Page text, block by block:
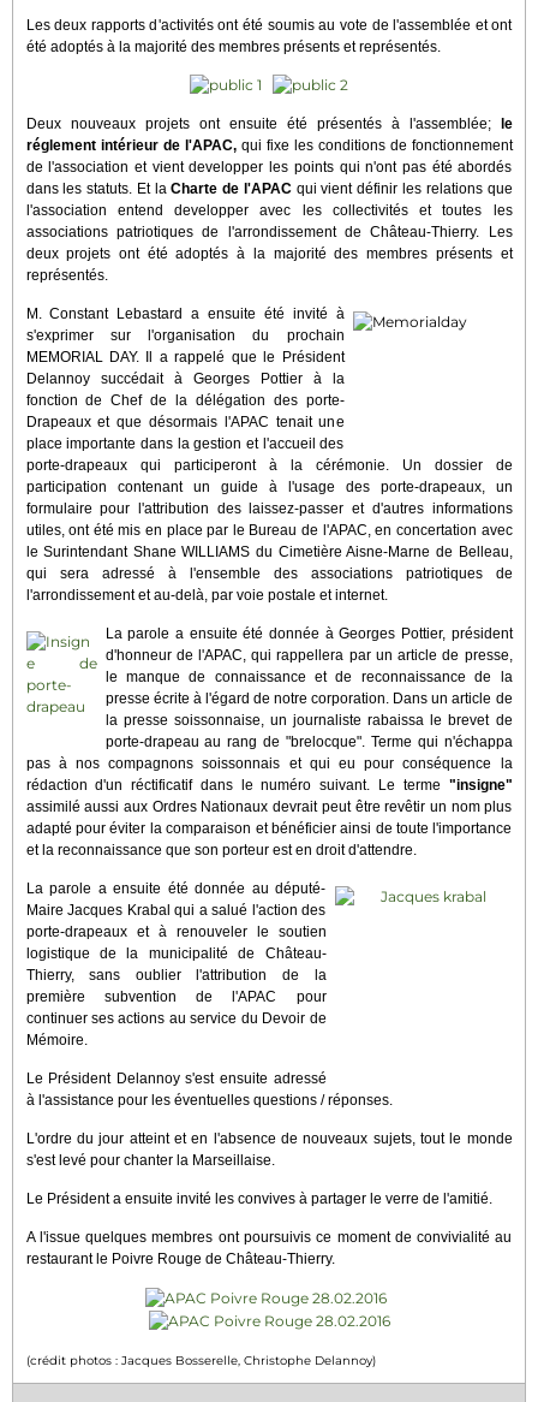
Les deux rapports d'activités ont été soumis au vote de l'assemblée et ont
été adoptés à la majorité des membres présents et représentés.
Deux nouveaux projets ont ensuite été présentés à l'assemblée;
le
réglement intérieur de l'APAC, qui fixe les conditions de fonctionnement
de l'association et vient developper les points qui n'ont pas été abordés
dans les statuts. Et laCharte de l'APACqui vient définir les relations que
l'association entend developper avec les collectivités et toutes les
associations patriotiques de l'arrondissement de Château-Thierry. Les
deux projets ont été adoptés à la majorité des membres présents et
représentés.
M. Constant Lebastard a ensuite été invité à
s'exprimer sur l'organisation du prochain
MEMORIAL DAY. Il a rappelé que le Président
Delannoy succédait à Georges Pottier à la
fonction de Chef de la délégation des porte-
Drapeaux et que désormais l'APAC tenait une
place importante dans la gestion et l'accueil des
porte-drapeaux qui participeront à la cérémonie. Un dossier de
participation contenant un guide à l'usage des porte-drapeaux, un
formulaire pour l'attribution des laissez-passer et d'autres informations
utiles, ont été mis en place par le Bureau de l'APAC, en concertation avec
le Surintendant Shane WILLIAMS du Cimetière Aisne-Marne de Belleau,
qui sera adressé à l'ensemble des associations patriotiques de
l'arrondissement et au-delà, par voie postale et internet.
La parole a ensuite été donnée à Georges Pottier, président
d'honneur de l'APAC, qui rappellera par un article de presse,
le manque de connaissance et de reconnaissance de la
presse écrite à l'égard de notre corporation. Dans un article de
la presse soissonnaise, un journaliste rabaissa le brevet de
porte-drapeau au rang de "brelocque". Terme qui n'échappa
pas à nos compagnons soissonnais et qui eu pour conséquence la
rédaction d'un réctificatif dans le numéro suivant. Le terme "insigne"
assimilé aussi aux Ordres Nationaux devrait peut être revêtir un nom plus
adapté pour éviter la comparaison et bénéficier ainsi de toute l'importance
et la reconnaissance que son porteur est en droit d'attendre.
La parole a ensuite été donnée au député-
Maire Jacques Krabal qui a salué l'action des
porte-drapeaux et à renouveler le soutien
logistique de la municipalité de Château-
Thierry, sans oublier l'attribution de la
première subvention de l'APAC pour
continuer ses actions au service du Devoir de
Mémoire.
Le Président Delannoy s'est ensuite adressé
à l'assistance pour les éventuelles questions / réponses.
L'ordre du jour atteint et en l'absence de nouveaux sujets, tout le monde
s'est levé pour chanter la Marseillaise.
Le Président a ensuite invité les convives à partager le verre de l'amitié.
A l'issue quelques membres ont poursuivis ce moment de convivialité au
restaurant le Poivre Rouge de Château-Thierry.
(crédit photos : Jacques Bosserelle, Christophe Delannoy)